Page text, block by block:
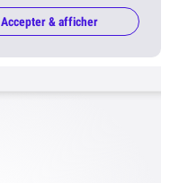
Accepter & afficher